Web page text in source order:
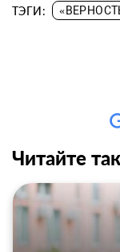
ТЭГИ:
Читайте